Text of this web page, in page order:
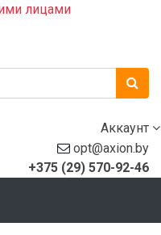
лицами
Аккаунт
opt@axion.by
+375 (29) 570-92-46